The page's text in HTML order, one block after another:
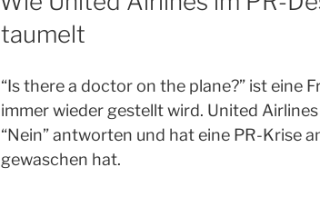
taumelt
“Is there a doctor on the plane?” ist eine
immer wieder gestellt wird. United
“Nein” antworten und hat eine PR-Krise
gewaschen hat.